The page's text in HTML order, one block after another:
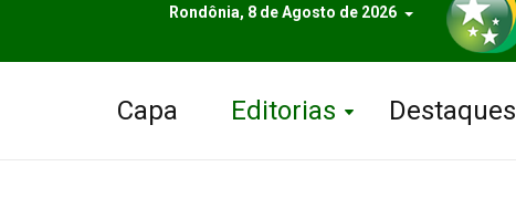
Rondônia, 8 de Agosto de 2026
Capa Editorias Destaques